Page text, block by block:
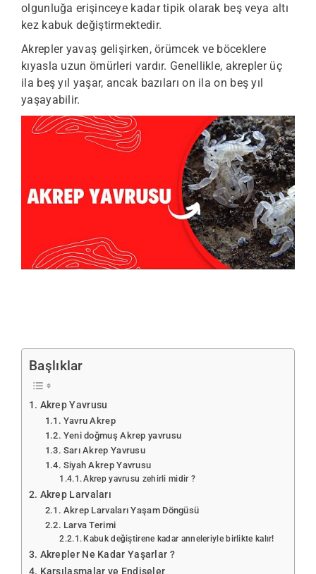
olgunluğa erişinceye kadar tipik olarak beş veya altı
kez kabuk değiştirmektedir.
Akrepler yavaş gelişirken, örümcek ve böceklere
kıyasla uzun ömürleri vardır. Genellikle, akrepler üç
ila beş yıl yaşar, ancak bazıları on ila on beş yıl
yaşayabilir.
Başlıklar
Akrep Yavrusu
Yavru Akrep
Yeni doğmuş Akrep yavrusu
Sarı Akrep Yavrusu
Siyah Akrep Yavrusu
Akrep yavrusu zehirli midir ?
Akrep Larvaları
Akrep Larvaları Yaşam Döngüsü
Larva Terimi
Kabuk değiştirene kadar anneleriyle birlikte kalır!
Akrepler Ne Kadar Yaşarlar ?
Karşılaşmalar ve Endişeler